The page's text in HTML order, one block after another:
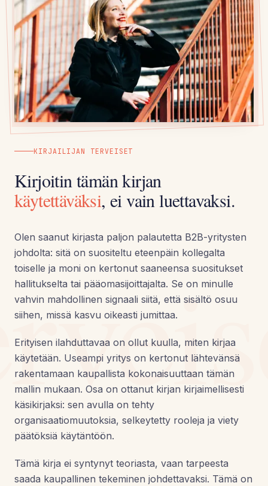
KIRJAILIJAN TERVEISET
Kirjoitin tämän kirjan
käytettäväksi, ei vain luettavaksi.
Olen saanut kirjasta paljon palautetta B2B-yritysten
johdolta: sitä on suositeltu eteenpäin kollegalta
toiselle ja moni on kertonut saaneensa suositukset
hallitukselta tai pääomasijoittajalta. Se on minulle
vahvin mahdollinen signaali siitä, että sisältö osuu
siihen, missä kasvu oikeasti jumittaa.
Erityisen ilahduttavaa on ollut kuulla, miten kirjaa
käytetään. Useampi yritys on kertonut lähtevänsä
rakentamaan kaupallista kokonaisuuttaan tämän
mallin mukaan. Osa on ottanut kirjan kirjaimellisesti
käsikirjaksi: sen avulla on tehty
organisaatiomuutoksia, selkeytetty rooleja ja viety
päätöksiä käytäntöön.
Tämä kirja ei syntynyt teoriasta, vaan tarpeesta
saada kaupallinen tekeminen johdettavaksi. Tämä on